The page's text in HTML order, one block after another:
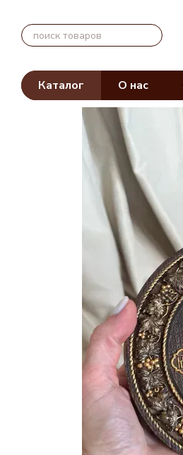
Каталог О нас